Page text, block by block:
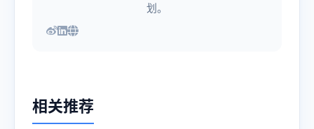
划。
相关推荐